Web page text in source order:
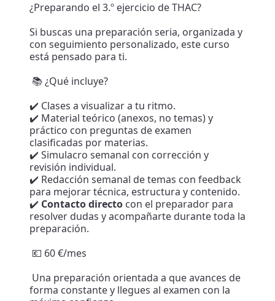
¿Preparando el 3.º ejercicio de THAC?
Si buscas una preparación seria, organizada y
con seguimiento personalizado, este curso
está pensado para ti.
📚 ¿Qué incluye?
✔️ Clases a visualizar a tu ritmo.
✔️ Material teórico (anexos, no temas) y
práctico con preguntas de examen
clasificadas por materias.
✔️ Simulacro semanal con corrección y
revisión individual.
✔️ Redacción semanal de temas con feedback
para mejorar técnica, estructura y contenido.
✔️ Contactodirecto con el preparador para
resolver dudas y acompañarte durante toda la
preparación.
💶 60 €/mes
Una preparación orientada a que avances de
forma constante y llegues al examen con la